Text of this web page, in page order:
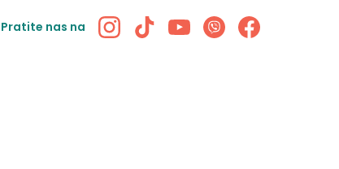
Pratite nas na